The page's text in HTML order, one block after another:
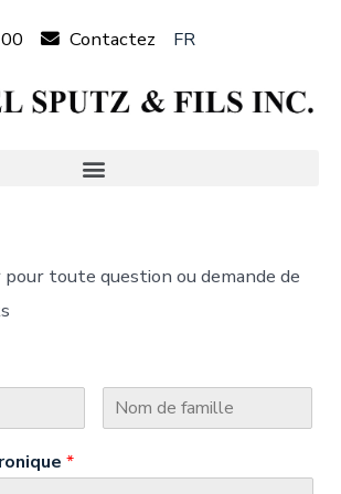
Contactez FR
toute question ou demande de
*